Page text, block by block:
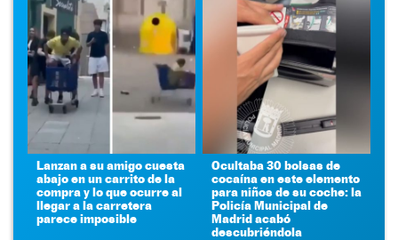
Lanzan a su amigo cuesta
abajo en un carrito de la
compra y lo que ocurre al
llegar a la carretera
parece imposible
Ocultaba 30 bolsas de
cocaína en este elemento
para niños de su coche: la
Policía Municipal de
Madrid acabó
descubriéndola